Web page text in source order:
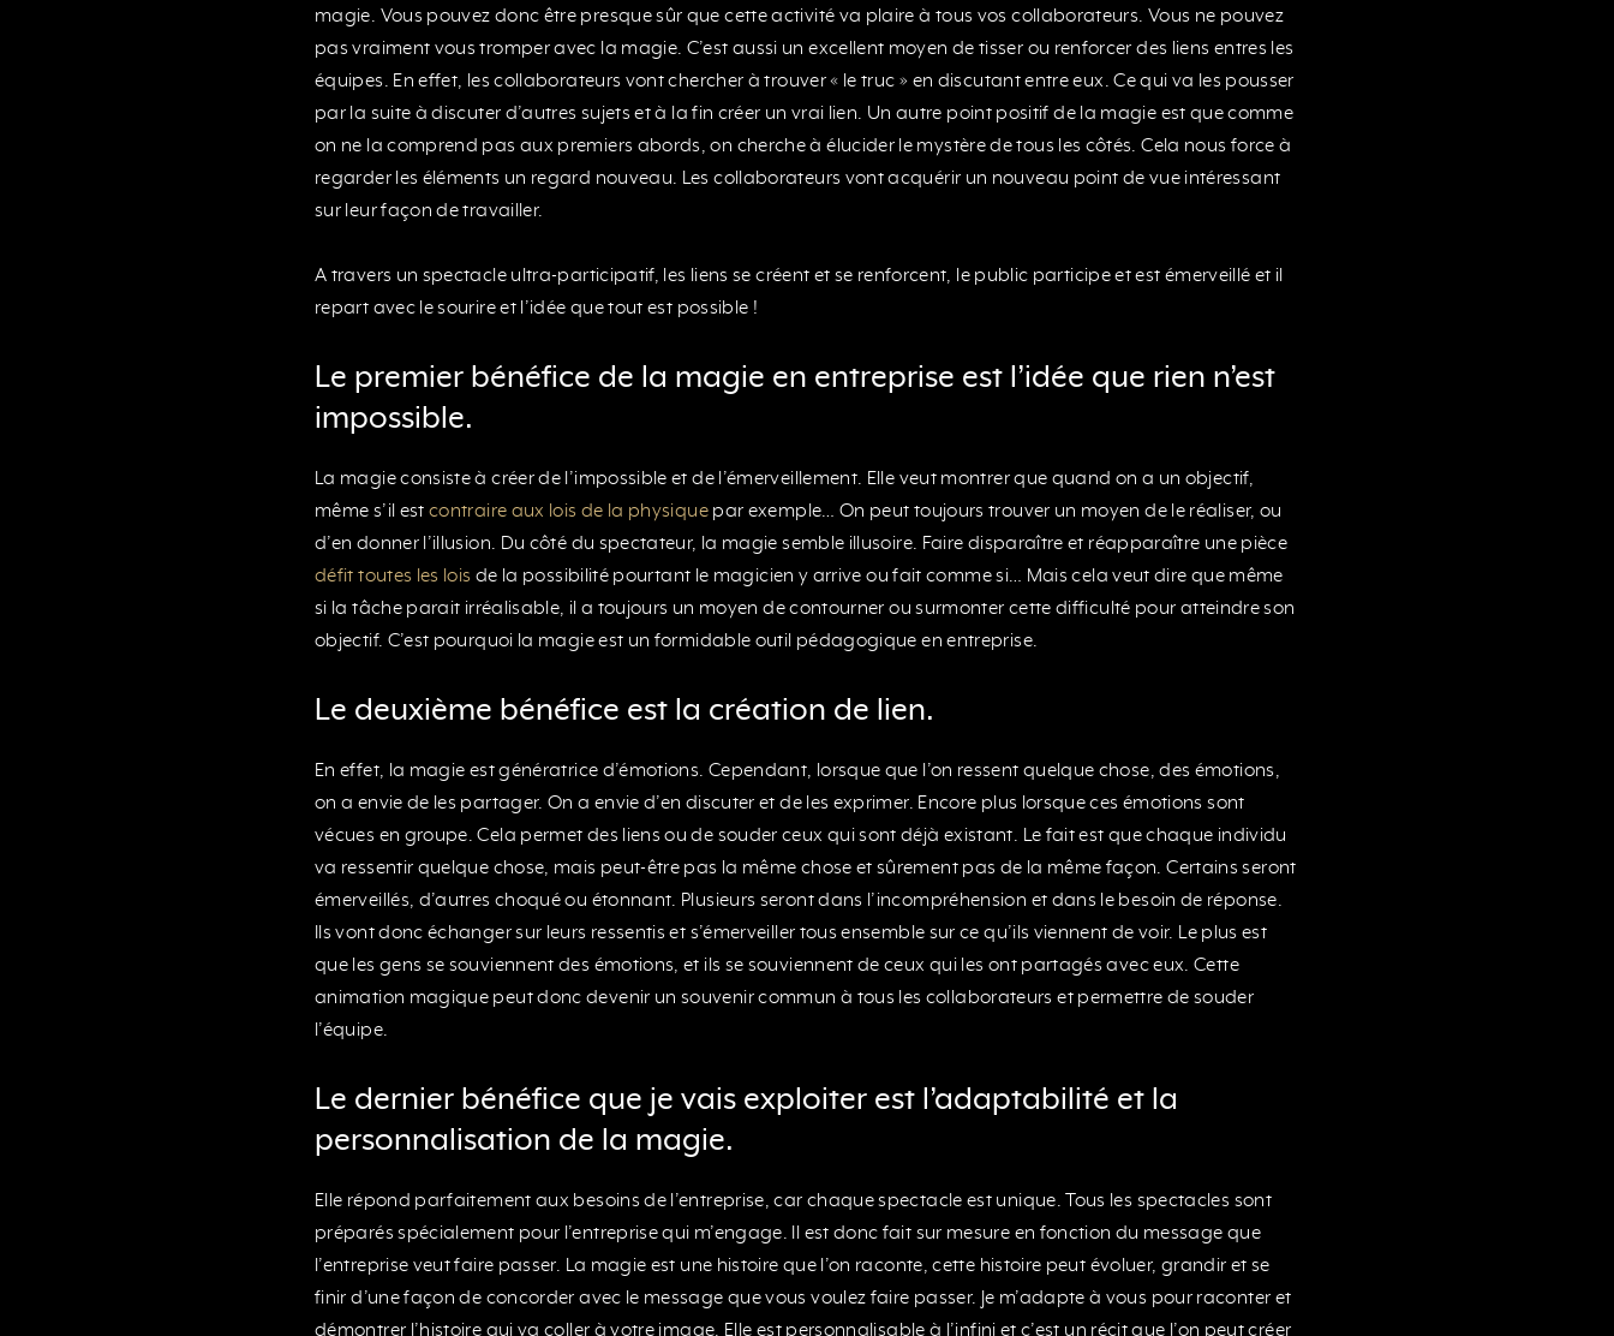
magie. Vous pouvez donc être presque sûr que cette activité va plaire à tous vos collaborateurs. Vous ne pouvez
pas vraiment vous tromper avec la magie. C’est aussi un excellent moyen de tisser ou renforcer des liens entres les
équipes. En effet, les collaborateurs vont chercher à trouver « le truc » en discutant entre eux. Ce qui va les pousser
par la suite à discuter d’autres sujets et à la fin créer un vrai lien. Un autre point positif de la magie est que comme
on ne la comprend pas aux premiers abords, on cherche à élucider le mystère de tous les côtés. Cela nous force à
regarder les éléments un regard nouveau. Les collaborateurs vont acquérir un nouveau point de vue intéressant
sur leur façon de travailler.
A travers un spectacle ultra-participatif, les liens se créent et se renforcent, le public participe et est émerveillé et il
repart avec le sourire et l’idée que tout est possible !
Le premier bénéfice de la magie en entreprise est l’idée que rien n’est
impossible.
La magie consiste à créer de l’impossible et de l’émerveillement. Elle veut montrer que quand on a un objectif,
même s’il estcontraire aux lois de la physiquepar exemple… On peut toujours trouver un moyen de le réaliser, ou
d’en donner l’illusion. Du côté du spectateur, la magie semble illusoire. Faire disparaître et réapparaître une pièce
défit toutes les lois de la possibilité pourtant le magicien y arrive ou fait comme si… Mais cela veut dire que même
si la tâche parait irréalisable, il a toujours un moyen de contourner ou surmonter cette difficulté pour atteindre son
objectif. C’est pourquoi la magie est un formidable outil pédagogique en entreprise.
Le deuxième bénéfice est la création de lien.
En effet, la magie est génératrice d’émotions. Cependant, lorsque que l’on ressent quelque chose, des émotions,
on a envie de les partager. On a envie d’en discuter et de les exprimer. Encore plus lorsque ces émotions sont
vécues en groupe. Cela permet des liens ou de souder ceux qui sont déjà existant. Le fait est que chaque individu
va ressentir quelque chose, mais peut-être pas la même chose et sûrement pas de la même façon. Certains seront
émerveillés, d’autres choqué ou étonnant. Plusieurs seront dans l’incompréhension et dans le besoin de réponse.
Ils vont donc échanger sur leurs ressentis et s’émerveiller tous ensemble sur ce qu’ils viennent de voir. Le plus est
que les gens se souviennent des émotions, et ils se souviennent de ceux qui les ont partagés avec eux. Cette
animation magique peut donc devenir un souvenir commun à tous les collaborateurs et permettre de souder
l’équipe.
Le dernier bénéfice que je vais exploiter est l’adaptabilité et la
personnalisation de la magie.
Elle répond parfaitement aux besoins de l’entreprise, car chaque spectacle est unique. Tous les spectacles sont
préparés spécialement pour l’entreprise qui m’engage. Il est donc fait sur mesure en fonction du message que
l’entreprise veut faire passer. La magie est une histoire que l’on raconte, cette histoire peut évoluer, grandir et se
finir d’une façon de concorder avec le message que vous voulez faire passer. Je m’adapte à vous pour raconter et
démontrer l’histoire qui va coller à votre image. Elle est personnalisable à l’infini et c’est un récit que l’on peut créer